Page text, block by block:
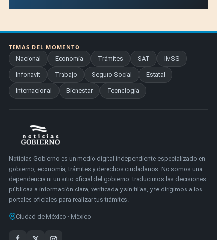
TEMAS DEL MOMENTO
Nacional
Economía Trámites SAT IMSS
Infonavit Trabajo Seguro Social Estatal
Internacional Bienestar Tecnología
Noticias Gobierno es un medio digital independiente especializado en
gobierno, economía, trámites y derechos ciudadanos. No somos una
dependencia ni un sitio oficial del gobierno: traducimos las decisiones
públicas a información clara, verificada y sin filias, y te dirigimos a los
portales oficiales para realizar tus trámites.
Ciudad de México · México